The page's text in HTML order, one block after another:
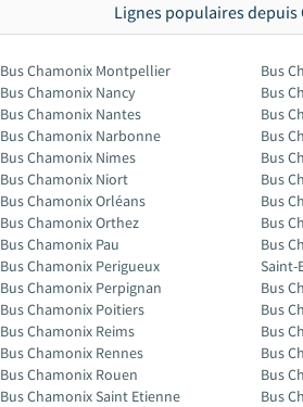
Lignes populaires depuis
Bus Chamonix Montpellier
Bus Chamonix Nancy
Bus Chamonix Nantes
Bus Chamonix Narbonne
Bus Chamonix Nimes
Bus Chamonix Niort
Bus Chamonix Orléans
Bus Chamonix Orthez
Bus Chamonix Pau
Bus Chamonix Perigueux
Bus Chamonix Perpignan
Bus Chamonix Poitiers
Bus Chamonix Reims
Bus Chamonix Rennes
Bus Chamonix Rouen
Bus Chamonix Saint Etienne
Bus
Bus
Bus
Bus
Bus
Bus
Bus
Bus
Bus
Saint-
Bus
Bus
Bus
Bus
Bus
Bus